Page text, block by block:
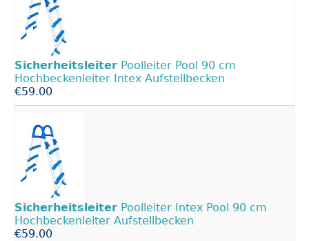
Sicherheitsleiter Poolleiter Pool 90 cm
Hochbeckenleiter Intex Aufstellbecken
€59.00
Sicherheitsleiter Poolleiter Intex Pool 90 cm
Hochbeckenleiter Aufstellbecken
€59.00